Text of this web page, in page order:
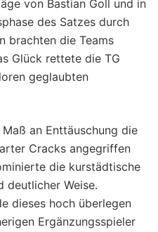
von Bastian Goll und in
des Satzes durch
brachten die Teams
Glück rettete die TG
geglaubten
an Enttäuschung die
Cracks angegriffen
die kurstädtische
deutlicher Weise.
dieses hoch überlegen
Ergänzungsspieler